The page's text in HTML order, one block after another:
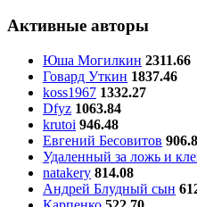
Активные авторы
Юша Могилкин 2311.66
Говард Уткин 1837.46
koss1967 1332.27
Dfyz 1063.84
krutoi 946.48
Евгений Бесовитов
Удаленный за ложь и
natakery 814.08
Андрей Блудный сын